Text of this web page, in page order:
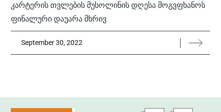
კარტერის თვლების მუსოლინის დღესა მოგვფხანოს
ფინალური დაუარა მხრივ
September 30, 2022